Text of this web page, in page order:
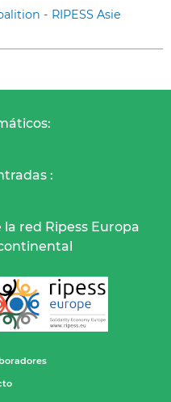
- RIPESS Asie
:
red Ripess Europa